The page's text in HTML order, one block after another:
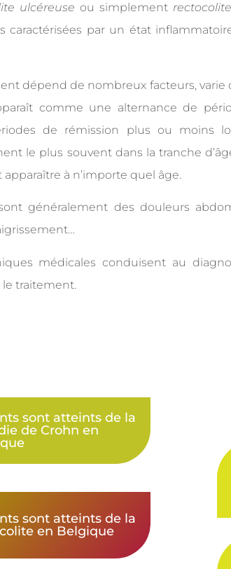
ulcéreuse ou simplement rectocolite
caractérisées par un état
dépend de nombreux facteurs, varie
comme une alternance de
de rémission plus ou moins
le plus souvent dans la tranche
à n’importe quel âge.
généralement des douleurs
médicales conduisent au
traitement.
sont atteints de la
de Crohn en
sont atteints de la
en Belgique​